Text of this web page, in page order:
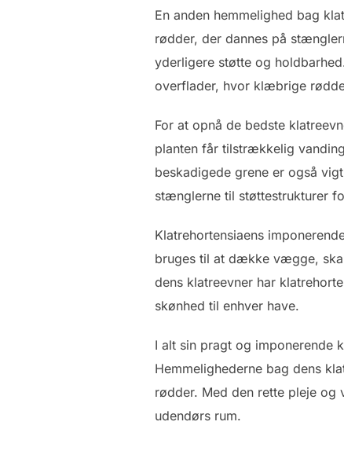
En anden hemmelighed bag
rødder, der dannes på
yderligere støtte og
overflader, hvor klæbrige
For at opnå de bedste
planten får tilstrækkelig
beskadigede grene er også
stænglerne til støttestrukturer
Klatrehortensiaens
bruges til at dække vægge,
dens klatreevner har
skønhed til enhver have.
I alt sin pragt og imponerende
Hemmelighederne bag dens
rødder. Med den rette pleje og
udendørs rum.